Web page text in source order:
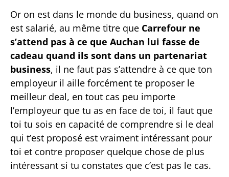
Or on est dans le monde du business, quand on
est salarié, au même titre que Carrefour ne
s’attend pas à ce que Auchan lui fasse de
cadeau quand ils sont dans un partenariat
business, il ne faut pas s’attendre à ce que ton
employeur il aille forcément te proposer le
meilleur deal, en tout cas peu importe
l’employeur que tu as en face de toi, il faut que
toi tu sois en capacité de comprendre si le deal
qui t’est proposé est vraiment intéressant pour
toi et contre proposer quelque chose de plus
intéressant si tu constates que c’est pas le cas.